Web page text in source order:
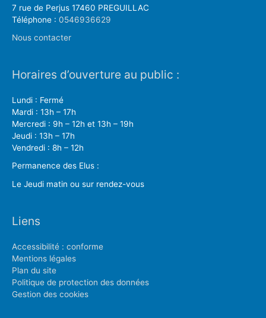
7 rue de Perjus 17460 PREGUILLAC
Téléphone : 0546936629
Nous contacter
Horaires d’ouverture au public :
Lundi : Fermé
Mardi : 13h – 17h
Mercredi : 9h – 12h et 13h – 19h
Jeudi : 13h – 17h
Vendredi : 8h – 12h
Permanence des Elus :
Le Jeudi matin ou sur rendez-vous
Liens
Accessibilité : conforme
Mentions légales
Plan du site
Politique de protection des données
Gestion des cookies